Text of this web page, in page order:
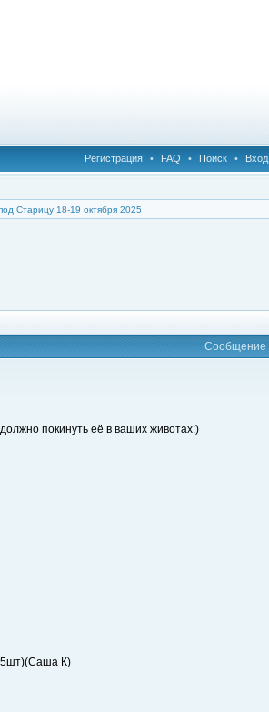
Регистрация • FAQ • Поиск • Вход
Старицу 18-19 октября 2025
Сообщение
покинуть её в ваших животах:)
К)